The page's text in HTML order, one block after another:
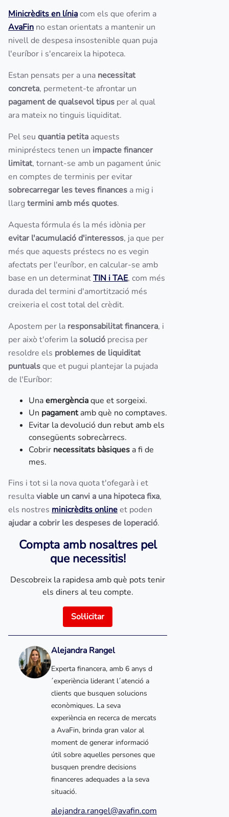
Minicrèdits en líniacom els que oferim a
AvaFin no estan orientats a mantenir un
nivell de despesa insostenible quan puja
l'euríbor i s'encareix la hipoteca.
Estan pensats per a una necessitat
concreta, permetent-te afrontar un
pagament de qualsevol tipus per al qual
ara mateix no tinguis liquiditat.
Pel seu quantia petita aquests
minipréstecs tenen un impacte financer
limitat, tornant-se amb un pagament únic
en comptes de terminis per evitar
sobrecarregar les teves finances a mig i
llargtermini amb més quotes.
Aquesta fórmula és la més idònia per
evitar l'acumulació d'interessos, ja que per
més que aquests préstecs no es vegin
afectats per l'euríbor, en calcular-se amb
base en un determinatTIN i TAE, com més
durada del termini d'amortització més
creixeria el cost total del crèdit.
Apostem per la responsabilitat financera, i
per això t'oferim lasolució precisa per
resoldre els problemes de liquiditat
puntualsque et pugui plantejar la pujada
de l'Euríbor:
Unaemergènciaque et sorgeixi.
Un pagamentamb què no comptaves.
Evitar la devolució dun rebut amb els
consegüents sobrecàrrecs.
Cobrir necessitats bàsiques a fi de
mes.
Fins i tot si la nova quota t'ofegarà i et
resultaviable un canvi a una hipoteca fixa,
els nostres minicrèdits onlineet poden
ajudar a cobrir les despeses de loperació.
Compta amb nosaltres pel
que necessitis!
Descobreix la rapidesa amb què pots tenir
els diners al teu compte.
Sol·licitar
Alejandra Rangel
Experta financera, amb 6 anys d
´experiència liderant l´atenció a
clients que busquen solucions
econòmiques. La seva
experiència en recerca de mercats
a AvaFin, brinda gran valor al
moment de generar informació
útil sobre aquelles persones que
busquen prendre decisions
financeres adequades a la seva
situació.
alejandra.rangel@avafin.com